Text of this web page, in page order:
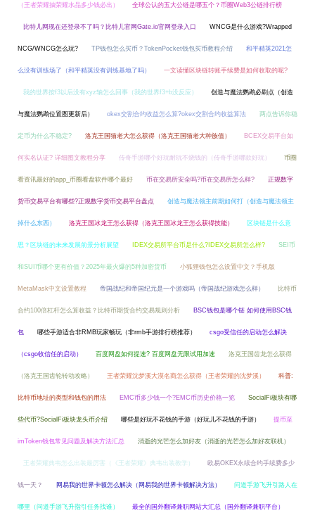
（王者荣耀抽荣耀水晶多少钱必出） 全球公认的五大公链是哪五个？币圈Web3公链排行榜
比特儿网现在还登录不了吗？比特儿官网Gate.io官网登录入口 WNCG是什么游戏?Wrapped
NCG/WNCG怎么玩? TP钱包怎么买币？TokenPocket钱包买币教程介绍 和平精英2021怎
么没有训练场了（和平精英没有训练基地了吗） 一文读懂区块链转账手续费是如何收取的呢?
我的世界按f3以后没有xyz轴怎么回事（我的世界f3+b没反应） 创造与魔法鹦鹉必刷点（创造
与魔法鹦鹉位置图更新后） okex交割合约收益怎么算?okex交割合约收益算法 两点告诉你稳
定币为什么不稳定? 洛克王国猫老大怎么获得（洛克王国猫老大种族值） BCEX交易平台如
何实名认证? 详细图文教程分享 传奇手游哪个好玩耐玩不烧钱的（传奇手游哪款好玩） 币圈
看资讯最好的app_币圈看盘软件哪个最好 币在交易所安全吗?币在交易所怎么样? 正规数字
货币交易平台有哪些?正规数字货币交易平台盘点 创造与魔法领主前期如何打（创造与魔法领主
掉什么东西） 洛克王国冰龙王怎么获得（洛克王国冰龙王怎么获得技能） 区块链是什么意
思？区块链的未来发展前景分析展望 IDEX交易所平台币是什么?IDEX交易所怎么样? SEI币
和SUI币哪个更有价值？2025年最火爆的5种加密货币 小狐狸钱包怎么设置中文？手机版
MetaMask中文设置教程 帝国战纪和帝国纪元是一个游戏吗（帝国战纪游戏怎么样） 比特币
合约100倍杠杆怎么算收益？比特币期货合约交易规则分析 BSC钱包是哪个链 如何使用BSC钱
包 哪些手游适合非RMB玩家畅玩（非rmb手游排行榜推荐） csgo受信任的启动怎么解决
（csgo收信任的启动） 百度网盘如何提速? 百度网盘无限试用加速 洛克王国齿龙怎么获得
（洛克王国齿轮转动攻略） 王者荣耀沈梦溪大漠名商怎么获得（王者荣耀的沈梦溪） 科普:
比特币地址的类型和钱包的用法 EMC币多少钱一个?EMC币历史价格一览 SocialFi板块有哪
些代币?SocialFi板块龙头币介绍 哪些是好玩不花钱的手游（好玩儿不花钱的手游） 提币至
imToken钱包常见问题及解决方法汇总 消逝的光芒怎么加好友（消逝的光芒怎么加好友联机）
王者荣耀典韦怎么出装最厉害（《王者荣耀》典韦出装教学） 欧易OKEX永续合约手续费多少
钱一天？ 网易我的世界卡顿怎么解决（网易我的世界卡顿解决方法） 问道手游飞升引路人在
哪里（问道手游飞升指引任务找谁） 最全的国外翻译兼职网站大汇总（国外翻译兼职平台）